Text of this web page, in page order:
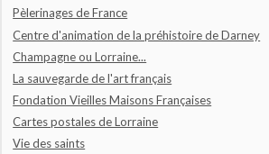
Pèlerinages de France
Centre d'animation de la préhistoire de Darney
Champagne ou Lorraine...
La sauvegarde de l'art français
Fondation Vieilles Maisons Françaises
Cartes postales de Lorraine
Vie des saints